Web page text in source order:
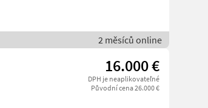
2 měsíců online
16.000 €
DPH je neaplikovateľné
Původní cena 26.000 €